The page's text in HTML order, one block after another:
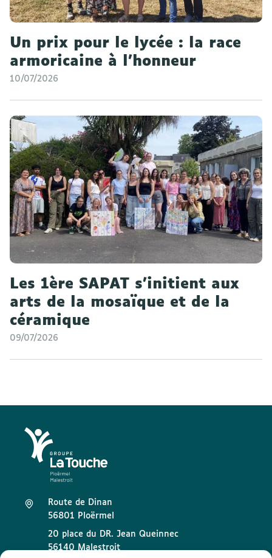
Un prix pour le lycée : la race
armoricaine à l'honneur
10/07/2026
Les 1ère SAPAT s'initient aux
arts de la mosaïque et de la
céramique
09/07/2026
Route de Dinan
56801 Ploërmel
20 place du DR. Jean Queinnec
56140 Malestroit